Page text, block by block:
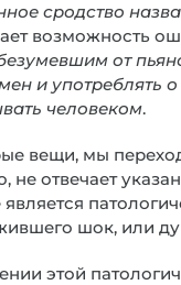
сродство
возможность
от
и употреблять
человеком.
вещи, мы
не отвечает
шок, или
этой